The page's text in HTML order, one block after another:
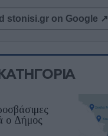
stonisi.gr on Google ↗
ο Δήμος